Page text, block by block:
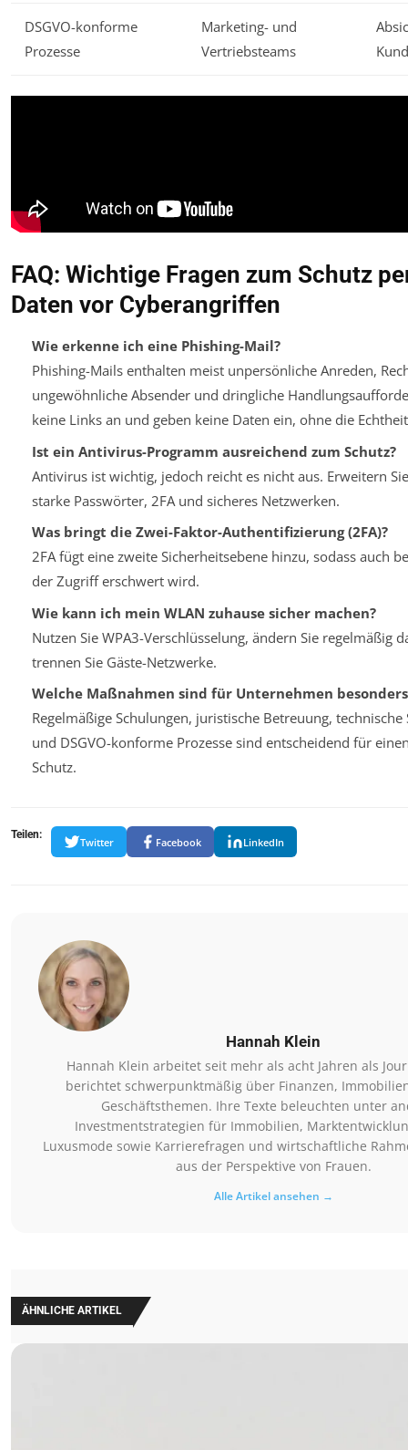
DSGVO-konforme
Prozesse
Marketing- und
Vertriebsteams
FAQ: Wichtige Fragen zum Schutz
Daten vor Cyberangriffen
Wie erkenne ich eine Phishing-Mail?
Phishing-Mails enthalten meist unpersönliche Anreden,
ungewöhnliche Absender und dringliche
keine Links an und geben keine Daten ein, ohne die
Ist ein Antivirus-Programm ausreichend zum Schutz?
Antivirus ist wichtig, jedoch reicht es nicht aus. Erweitern
starke Passwörter, 2FA und sicheres Netzwerken.
Was bringt die Zwei-Faktor-Authentifizierung (2FA)?
2FA fügt eine zweite Sicherheitsebene hinzu, sodass auch
der Zugriff erschwert wird.
Wie kann ich mein WLAN zuhause sicher machen?
Nutzen Sie WPA3-Verschlüsselung, ändern Sie regelmäßig
trennen Sie Gäste-Netzwerke.
Welche Maßnahmen sind für Unternehmen
Regelmäßige Schulungen, juristische Betreuung,
und DSGVO-konforme Prozesse sind entscheidend für
Schutz.
Teilen:
Twitter Facebook LinkedIn
Hannah Klein
Hannah Klein arbeitet seit mehr als acht Jahren als
berichtet schwerpunktmäßig über Finanzen,
Geschäftsthemen. Ihre Texte beleuchten unter
Investmentstrategien für Immobilien,
Luxusmode sowie Karrierefragen und wirtschaftliche
aus der Perspektive von Frauen.
Alle Artikel ansehen →
ÄHNLICHE ARTIKEL